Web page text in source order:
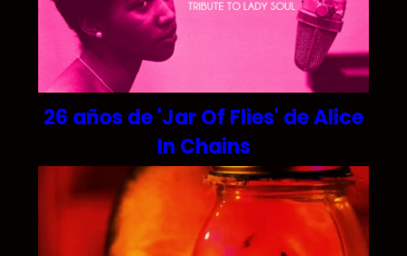
26 años de 'Jar Of Flies' de Alice
In Chains